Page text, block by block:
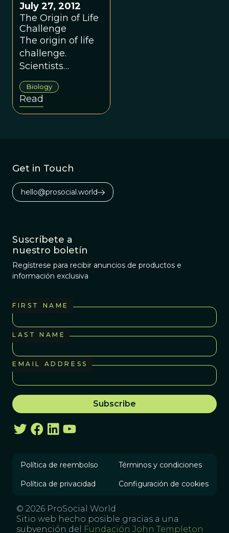
July 27, 2012
The Origin of Life
Challenge
The origin of life
challenge.
Scientists
compete over
how life began.
Biology
Read
Get in Touch
hello@prosocial.world
Suscríbete a
nuestro boletín
Regístrese para recibir anuncios de productos e
información exclusiva
FIRST NAME
LAST NAME
EMAIL ADDRESS
Política de reembolso Términos y condiciones
Política de privacidad Configuración de cookies
© 2026 ProSocial World
Sitio web hecho posible gracias a una
subvención del
Fundación John Templeton